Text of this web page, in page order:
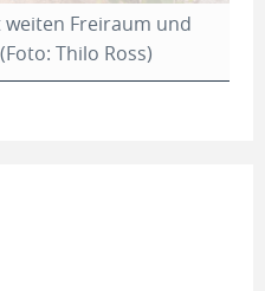
Freiraum und
Thilo Ross)